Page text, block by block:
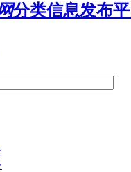
分类信息发布